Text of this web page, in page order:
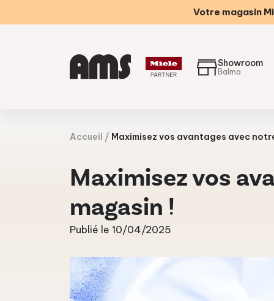
Votre magasin
Showroom
Balma
Accueil Maximisez vos avantages avec
Maximisez vos
magasin !
Publié le 10/04/2025